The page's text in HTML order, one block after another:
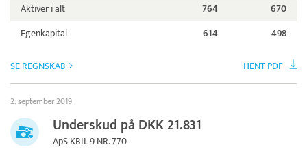
Aktiver i alt
764
670
Egenkapital
614 498
SE REGNSKAB HENT PDF
2. september 2019
Underskud på DKK 21.831
ApS KBIL 9 NR. 770